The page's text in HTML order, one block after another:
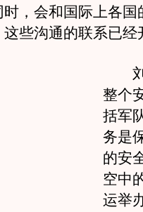
，会和国际上各国
些沟通的联系已经
刘
整个
括军
务是
的安
空中
运举